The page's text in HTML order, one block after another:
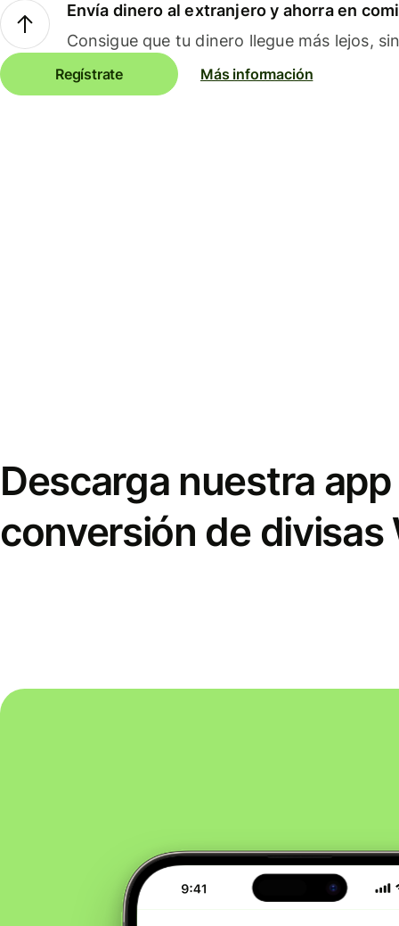
Envía dinero al extranjero y ahorra en
Consigue que tu dinero llegue más lejos,
Regístrate Más información
Descarga nuestra
conversión de divisas